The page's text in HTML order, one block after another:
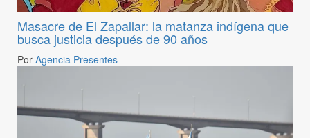
Masacre de El Zapallar: la matanza indígena que
busca justicia después de 90 años
Por Agencia Presentes